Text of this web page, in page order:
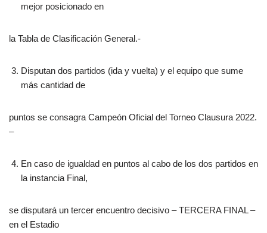
mejor posicionado en
la Tabla de Clasificación General.-
Disputan dos partidos (ida y vuelta) y el equipo que sume
más cantidad de
puntos se consagra Campeón Oficial del Torneo Clausura 2022.
–
En caso de igualdad en puntos al cabo de los dos partidos en
la instancia Final,
se disputará un tercer encuentro decisivo – TERCERA FINAL –
en el Estadio